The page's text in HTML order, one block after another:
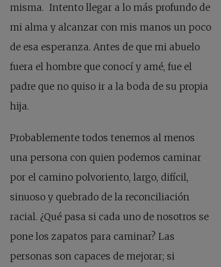
misma. Intento llegar a lo más profundo de
mi alma y alcanzar con mis manos un poco
de esa esperanza. Antes de que mi abuelo
fuera el hombre que conocí y amé, fue el
padre que no quiso ir a la boda de su propia
hija.
Probablemente todos tenemos al menos
una persona con quien podemos caminar
por el camino polvoriento, largo, difícil,
sinuoso y quebrado de la reconciliación
racial. ¿Qué pasa si cada uno de nosotros se
pone los zapatos para caminar? Las
personas son capaces de mejorar; si